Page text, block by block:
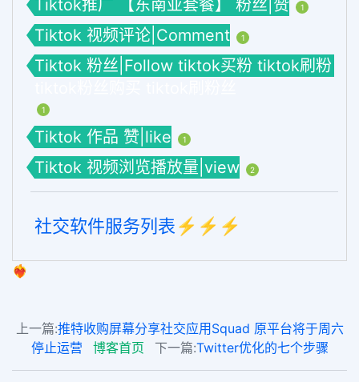
Tiktok推广 【东南亚套餐】 粉丝|赞 1
Tiktok 视频评论|Comment 1
Tiktok 粉丝|Follow tiktok买粉 tiktok刷粉
1
Tiktok 作品 赞|like 1
Tiktok 视频浏览播放量|view 2
社交软件服务列表⚡️⚡️⚡️
❤️‍🔥
上一篇:推特收购屏幕分享社交应用Squad 原平台将于周六
停止运营
博客首页 下一篇:Twitter优化的七个步骤